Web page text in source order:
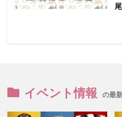
イベント情報 の最